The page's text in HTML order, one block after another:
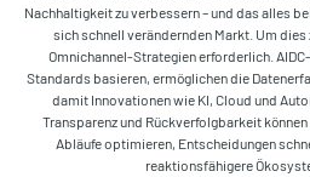
Nachhaltigkeit zu verbessern – und das alles
sich schnell verändernden Markt. Um dies
Omnichannel-Strategien erforderlich.
Standards basieren, ermöglichen die
damit Innovationen wie KI, Cloud und
Transparenz und Rückverfolgbarkeit
Abläufe optimieren, Entscheidungen
reaktionsfähigere